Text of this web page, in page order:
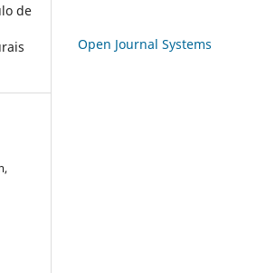
de
Open Journal Systems